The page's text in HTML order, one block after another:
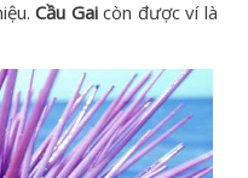
Cầu Gaicòn được ví là